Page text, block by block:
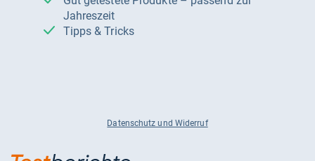
Jahreszeit
Tipps & Tricks
Datenschutz und Widerruf